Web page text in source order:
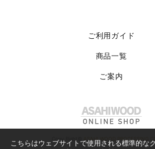
ご利用ガイド
商品一覧
ご案内
Copy Right© ASAHI WOOD PROCESSING
こちらはウェブサイトで使用される標準的な